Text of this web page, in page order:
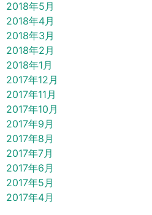
2018年5月
2018年4月
2018年3月
2018年2月
2018年1月
2017年12月
2017年11月
2017年10月
2017年9月
2017年8月
2017年7月
2017年6月
2017年5月
2017年4月